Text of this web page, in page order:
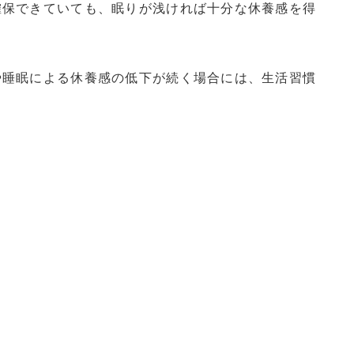
できていても、眠りが浅ければ十分な休養感を得
眠による休養感の低下が続く場合には、生活習慣